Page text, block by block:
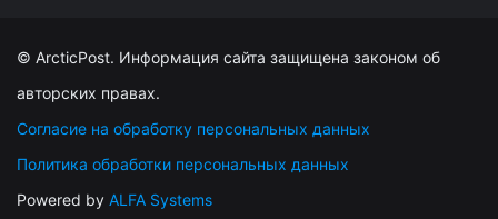
© ArcticPost. Информация сайта защищена законом об
авторских правах.
Согласие на обработку персональных данных
Политика обработки персональных данных
Powered by ALFA Systems